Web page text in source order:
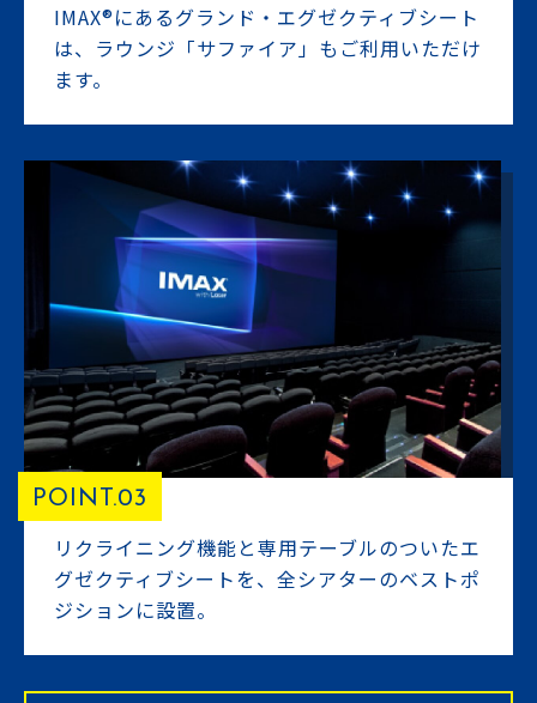
IMAX®にあるグランド・エグゼクティブシート
は、ラウンジ「サファイア」もご利用いただけ
ます。
POINT.03
リクライニング機能と専用テーブルのついたエ
グゼクティブシートを、全シアターのベストポ
ジションに設置。